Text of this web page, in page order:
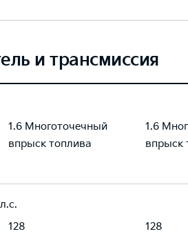
и трансмиссия
1.6 Многоточечный
впрыск топлива
1.6
впрыск
128 128